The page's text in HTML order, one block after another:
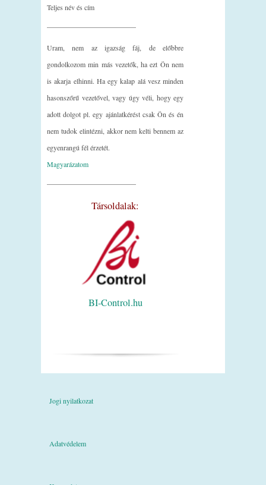
Teljes név és cím
Uram, nem az igazság fáj, de előbbre
gondolkozom min más vezetők, ha ezt Ön nem
is akarja elhinni. Ha egy kalap alá vesz minden
hasonszőrű vezetővel, vagy úgy véli, hogy egy
adott dolgot pl. egy ajánlatkérést csak Ön és én
nem tudok elintézni, akkor nem kelti bennem az
egyenrangú fél érzetét.
Magyarázatom
Társoldalak:
BI-Control.hu
Jogi nyilatkozat
Adatvédelem